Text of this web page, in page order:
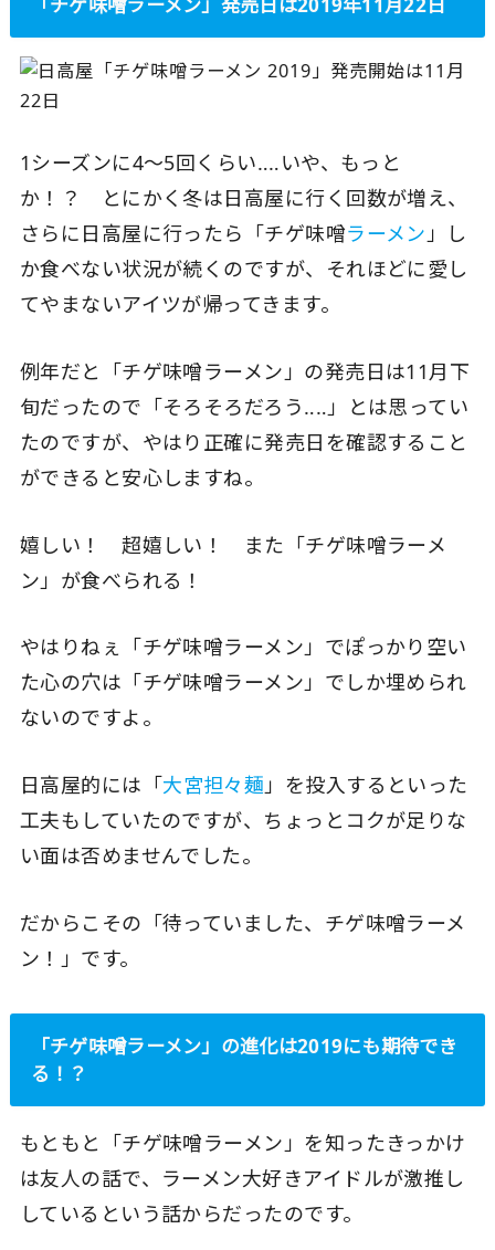
1シーズンに4〜5回くらい‥‥いや、もっと
か！？ とにかく冬は日高屋に行く回数が増え、
さらに日高屋に行ったら「チゲ味噌ラーメン」し
か食べない状況が続くのですが、それほどに愛し
てやまないアイツが帰ってきます。
例年だと「チゲ味噌ラーメン」の発売日は11月下
旬だったので「そろそろだろう‥‥」とは思ってい
たのですが、やはり正確に発売日を確認すること
ができると安心しますね。
嬉しい！ 超嬉しい！ また「チゲ味噌ラーメ
ン」が食べられる！
やはりねぇ「チゲ味噌ラーメン」でぽっかり空い
た心の穴は「チゲ味噌ラーメン」でしか埋められ
ないのですよ。
日高屋的には「大宮担々麺」を投入するといった
工夫もしていたのですが、ちょっとコクが足りな
い面は否めませんでした。
だからこその「待っていました、チゲ味噌ラーメ
ン！」です。
「チゲ味噌ラーメン」の進化は2019にも期待でき
る！？
もともと「チゲ味噌ラーメン」を知ったきっかけ
は友人の話で、ラーメン大好きアイドルが激推し
しているという話からだったのです。